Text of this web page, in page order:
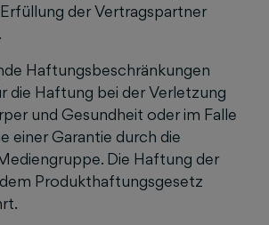
der Vertragspartner
Haftungsbeschränkungen
die Haftung bei der Verletzung
und Gesundheit oder im Falle
einer Garantie durch die
Die Haftung der
Produkthaftungsgesetz